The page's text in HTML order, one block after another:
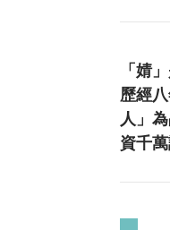
「婧
歷經
人」
資千